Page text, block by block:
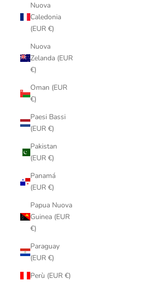
Nuova
Caledonia
(EUR €)
Nuova
Zelanda (EUR
€)
Oman (EUR
€)
Paesi Bassi
(EUR €)
Pakistan
(EUR €)
Panamá
(EUR €)
Papua Nuova
Guinea (EUR
€)
Paraguay
(EUR €)
Perù (EUR €)